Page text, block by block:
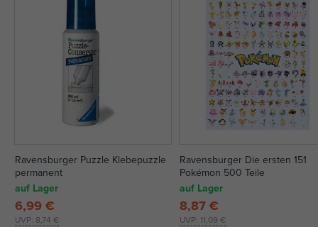
Ravensburger Puzzle Klebepuzzle
permanent
auf Lager
UVP: 8,74 €
6,99 €
Ravensburger Die ersten 151
Pokémon 500 Teile
auf Lager
UVP: 11,09 €
8,87 €